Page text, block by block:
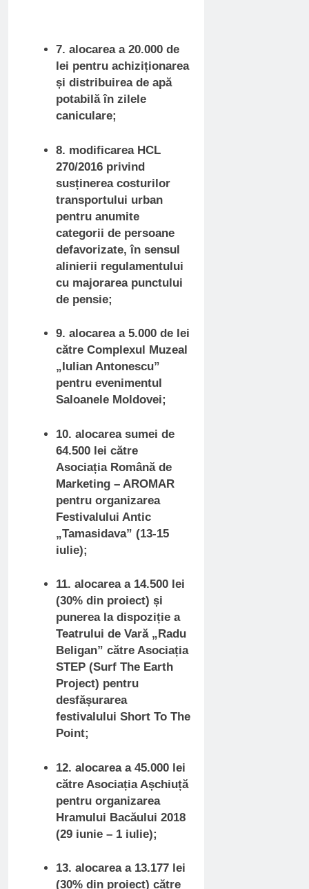
7. alocarea a 20.000 de
lei pentru achiziționarea
și distribuirea de apă
potabilă în zilele
caniculare;
8. modificarea HCL
270/2016 privind
susținerea costurilor
transportului urban
pentru anumite
categorii de persoane
defavorizate, în sensul
alinierii regulamentului
cu majorarea punctului
de pensie;
9. alocarea a 5.000 de lei
către Complexul Muzeal
„Iulian Antonescu”
pentru evenimentul
Saloanele Moldovei;
10. alocarea sumei de
64.500 lei către
Asociația Română de
Marketing – AROMAR
pentru organizarea
Festivalului Antic
„Tamasidava” (13-15
iulie);
11. alocarea a 14.500 lei
(30% din proiect) și
punerea la dispoziție a
Teatrului de Vară „Radu
Beligan” către Asociația
STEP (Surf The Earth
Project) pentru
desfășurarea
festivalului Short To The
Point;
12. alocarea a 45.000 lei
către Asociația Așchiuță
pentru organizarea
Hramului Bacăului 2018
(29 iunie – 1 iulie);
13. alocarea a 13.177 lei
(30% din proiect) către